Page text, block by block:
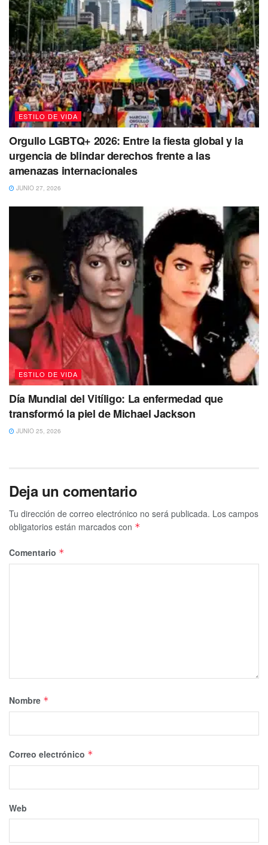
ESTILO DE VIDA
Orgullo LGBTQ+ 2026: Entre la fiesta global y la
urgencia de blindar derechos frente a las
amenazas internacionales
JUNIO 27, 2026
ESTILO DE VIDA
Día Mundial del Vitíligo: La enfermedad que
transformó la piel de Michael Jackson
JUNIO 25, 2026
Deja un comentario
Tu dirección de correo electrónico no será publicada. Los campos
obligatorios están marcados con *
Comentario *
Nombre *
Correo electrónico *
Web